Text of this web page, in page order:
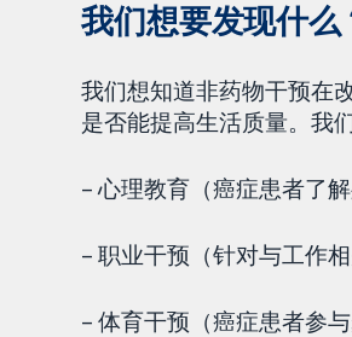
我们想要发现什么
我们想知道非药物干预在
是否能提高生活质量。我
– 心理教育（癌症患者了
– 职业干预（针对与工作
– 体育干预（癌症患者参